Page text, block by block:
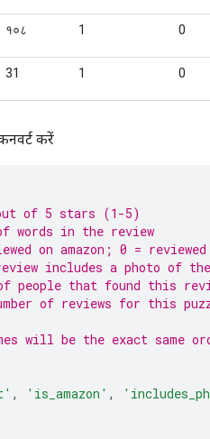
करें
of 5 stars (1-5)
words in the review
on amazon; 0 =
includes a photo of
people that found this
of reviews for this
will be the exact same
, 'is_amazon' ,